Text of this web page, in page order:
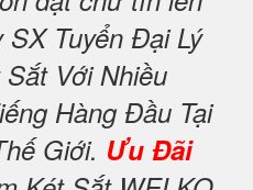
SX Tuyển Đại Lý
Với Nhiều
Hàng Đầu Tại
Giới. Ưu Đãi